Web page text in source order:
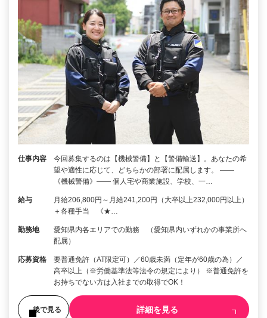
仕事内容
今回募集するのは【機械警備】と【警備輸送】。あなたの希
望や適性に応じて、どちらかの部署に配属します。 ――
《機械警備》―― 個人宅や商業施設、学校、一…
給与
月給206,800円～月給241,200円（大卒以上232,000円以上）
＋各種手当 《★…
勤務地
愛知県内各エリアでの勤務 （愛知県内いずれかの事業所へ
配属）
応募資格
要普通免許（AT限定可）／60歳未満（定年が60歳の為）／
高卒以上（※労働基準法等法令の規定により） ※普通免許を
お持ちでない方は入社までの取得でOK！
後で見る 詳細を見る